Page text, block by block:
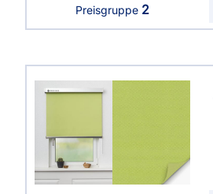
Preisgruppe 2